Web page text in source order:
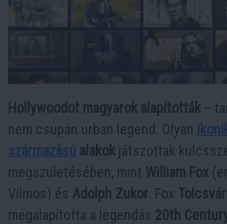
Hollywoodot magyarok alapították –
nem csupán urban legend. Olyan
származású alakok játszottak
megszületésében, mint William Fox
Vilmos) és Adolph Zukor . Fox
megalapította a legendás 20th